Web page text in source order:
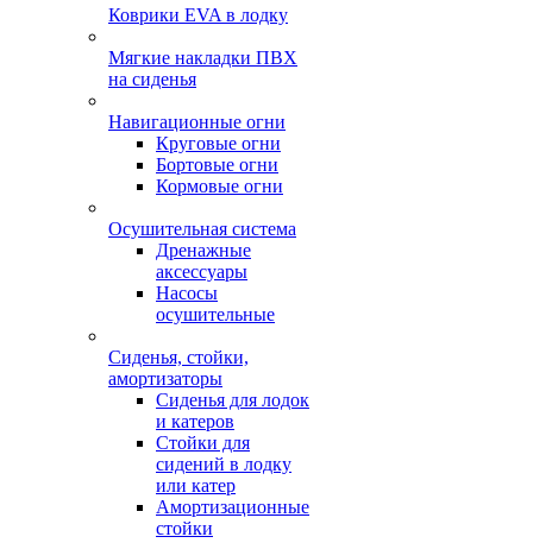
Коврики EVA в лодку
Мягкие накладки ПВХ
на сиденья
Навигационные огни
Круговые огни
Бортовые огни
Кормовые огни
Осушительная система
Дренажные
аксессуары
Насосы
осушительные
Сиденья, стойки,
амортизаторы
Сиденья для лодок
и катеров
Стойки для
сидений в лодку
или катер
Амортизационные
стойки